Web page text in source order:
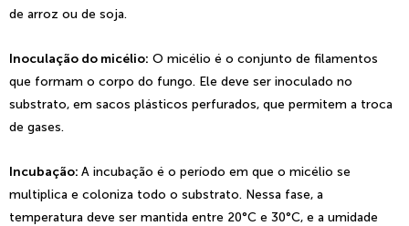
de arroz ou de soja.
Inoculação do micélio: O micélio é o conjunto de filamentos
que formam o corpo do fungo. Ele deve ser inoculado no
substrato, em sacos plásticos perfurados, que permitem a troca
de gases.
Incubação: A incubação é o período em que o micélio se
multiplica e coloniza todo o substrato. Nessa fase, a
temperatura deve ser mantida entre 20°C e 30°C, e a umidade